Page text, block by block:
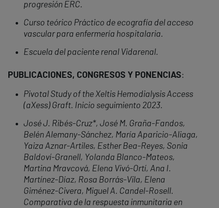
progresión ERC.
Curso teórico Práctico de ecografía del acceso
vascular para enfermería hospitalaria.
Escuela del paciente renal Vidarenal.
PUBLICACIONES, CONGRESOS Y PONENCIAS:
Pivotal Study of the Xeltis Hemodialysis Access
(aXess) Graft. Inicio seguimiento 2023.
José J. Ribés-Cruz*, José M. Graña-Fandos,
Belén Alemany-Sánchez, María Aparicio-Aliaga,
Yaiza Aznar-Artiles, Esther Bea-Reyes, Sonia
Baldoví-Granell, Yolanda Blanco-Mateos,
Martina Mravcová, Elena Vivó-Ortí, Ana I.
Martínez-Díaz, Rosa Borrás-Vila, Elena
Giménez-Civera, Miguel A. Candel-Rosell.
Comparativa de la respuesta inmunitaria en